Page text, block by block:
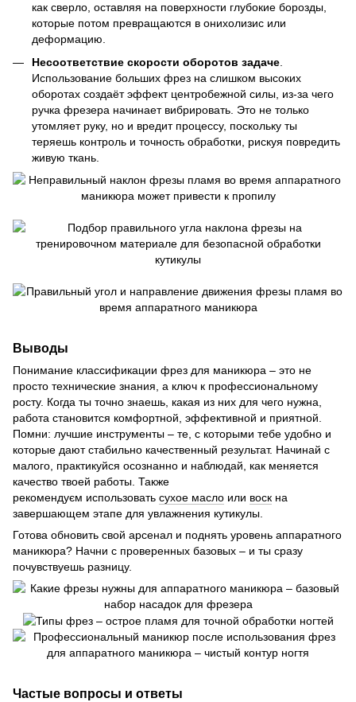
как сверло, оставляя на поверхности глубокие борозды,
которые потом превращаются в онихолизис или
деформацию.
Несоответствие скорости оборотов задаче
Использование больших фрез на слишком высоких
оборотах создаёт эффект центробежной силы, из-за чего
ручка фрезера начинает вибрировать. Это не только
утомляет руку, но и вредит процессу, поскольку ты
теряешь контроль и точность обработки, рискуя повредить
живую ткань.
Выводы
Понимание классификации фрез для маникюра – это не
просто технические знания, а ключ к профессиональному
росту. Когда ты точно знаешь, какая из них для чего нужна,
работа становится комфортной, эффективной и приятной.
Помни: лучшие инструменты – те, с которыми тебе удобно и
которые дают стабильно качественный результат. Начинай с
малого, практикуйся осознанно и наблюдай, как меняется
качество твоей работы. Также
рекомендуєм использовать сухое масло или воск на
завершающем этапе для увлажнения кутикулы.
Готова обновить свой арсенал и поднять уровень аппаратного
маникюра? Начни с проверенных базовых – и ты сразу
почувствуешь разницу.
Частые вопросы и ответы